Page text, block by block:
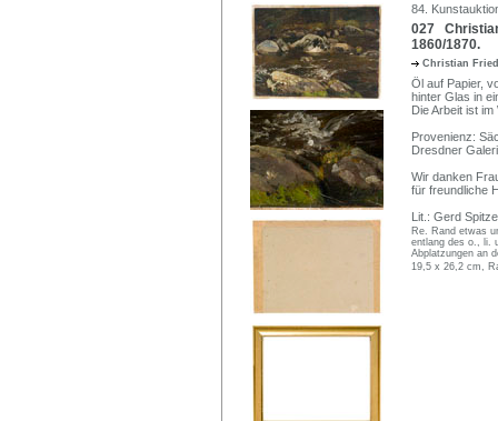
84.
027
1860/1870.
Christian
Öl auf Papier,
hinter Glas in
Die Arbeit ist
Provenienz:
Dresdner
Wir danken
für freundliche
Lit.: Gerd
Re. Rand etwas
entlang des o., li.
Abplatzungen an
19,5 x 26,2 cm,